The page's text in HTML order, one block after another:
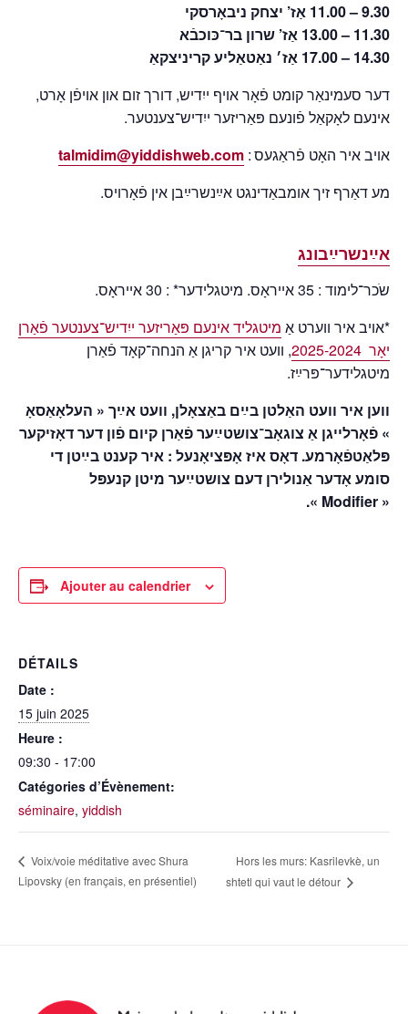
9.30 – 11.00 אַז’ יצחק ניבאָרסקי
11.30 – 13.00 אַז’ שרון בר־כּוכבֿא
14.30 – 17.00 אַז׳ נאַטאַליע קריניצקאַ
דער סעמינאַר קומט פֿאָר אויף ייִדיש, דורך זום און אויפֿן אָרט,
אינעם לאָקאַל פֿונעם פּאַריזער ייִדיש־צענטער.
אויב איר האָט פֿראַגעס : talmidim@yiddishweb.com
מע דאַרף זיך אומבאַדינגט אײַנשרײַבן אין פֿאָרויס.
אײַנשרײַבונג
שֹכר־לימוד : 35 אייראָס. מיטגלידער* : 30 אייראָס.
*אויב איר ווערט אַ מיטגליד אינעם פּאַריזער ייִדיש־צענטער פֿאַרן
יאָר 2025-2024
, וועט איר קריגן אַ הנחה־קאָד פֿאַרן
מיטגלידער־פּרײַז.
ווען איר וועט האַלטן בײַם באַצאָלן, וועט אײַך « העלאָאַסאָ
» פֿאָרלייגן אַ צוגאָב־צושטײַער פֿאַרן קיום פֿון דער דאָזיקער
פּלאַטפֿאָרמע. דאָס איז אָפּציאָנעל : איר קענט בײַטן די
סומע אָדער אַנולירן דעם צושטײַער מיטן קנעפּל
« Modifier ».
Ajouter au calendrier
DÉTAILS
Date :
15 juin 2025
Heure :
09:30 - 17:00
Catégories d’Évènement:
séminaire, yiddish
Voix/voie méditative avec Shura
Lipovsky (en français, en présentiel)
Hors les murs: Kasrilevkè, un
shtetl qui vaut le détour